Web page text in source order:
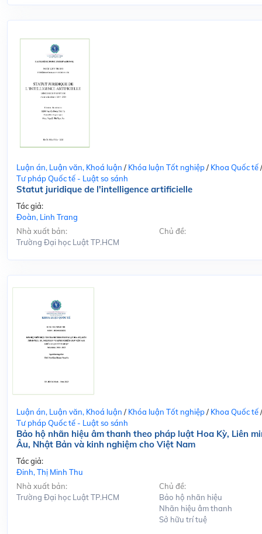
Luận án, Luận văn, Khoá luận / Khóa luận Tốt nghiệp/ Khoa Quốc tế/
Tư pháp Quốc tế - Luật so sánh
Statut juridique de l'intelligence artificielle
Tác giả:
Đoàn, Linh Trang
Nhà xuất bản:
Trường Đại học Luật TP.HCM
Chủ đề:
Luận án, Luận văn, Khoá luận / Khóa luận Tốt nghiệp/ Khoa Quốc tế/
Tư pháp Quốc tế - Luật so sánh
Bảo hộ nhãn hiệu âm thanh theo pháp luật Hoa Kỳ, Liên
Âu, Nhật Bản và kinh nghiệm cho Việt Nam
Tác giả:
Đinh, Thị Minh Thu
Nhà xuất bản:
Trường Đại học Luật TP.HCM
Chủ đề:
Bảo hộ nhãn hiệu
Nhãn hiệu âm thanh
Sở hữu trí tuệ